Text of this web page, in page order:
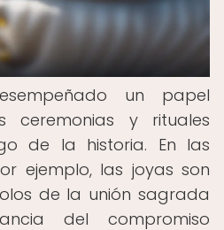
un papel
ceremonias y rituales
de la historia. En las
ejemplo, las joyas son
de la unión sagrada
del compromiso